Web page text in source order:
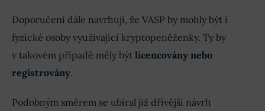
Doporučení dále navrhují, že VASP by mohly být i
fyzické osoby využívající kryptopeněženky. Ty by
v takovém případě měly být licencovány nebo
registrovány.
Podobným směrem se ubíral již dřívější návrh